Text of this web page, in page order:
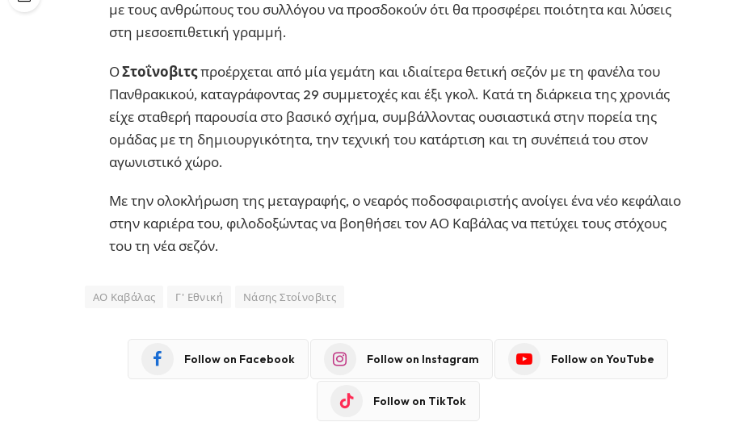
με τους ανθρώπους του συλλόγου να προσδοκούν ότι θα προσφέρει ποιότητα και λύσεις
στη μεσοεπιθετική γραμμή.
ΟΣτοΐνοβιτςπροέρχεται από μία γεμάτη και ιδιαίτερα θετική σεζόν με τη φανέλα του
Πανθρακικού, καταγράφοντας 29 συμμετοχές και έξι γκολ. Κατά τη διάρκεια της χρονιάς
είχε σταθερή παρουσία στο βασικό σχήμα, συμβάλλοντας ουσιαστικά στην πορεία της
ομάδας με τη δημιουργικότητα, την τεχνική του κατάρτιση και τη συνέπειά του στον
αγωνιστικό χώρο.
Με την ολοκλήρωση της μεταγραφής, ο νεαρός ποδοσφαιριστής ανοίγει ένα νέο κεφάλαιο
στην καριέρα του, φιλοδοξώντας να βοηθήσει τον ΑΟ Καβάλας να πετύχει τους στόχους
του τη νέα σεζόν.
ΑΟ Καβάλας Γ' Εθνική Νάσης Στοίνοβιτς
Follow on Facebook Follow on Instagram Follow on YouTube
Follow on TikTok